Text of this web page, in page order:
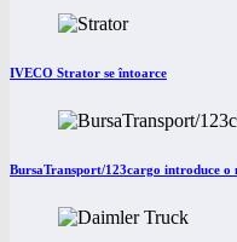
IVECO Strator se întoarce
BursaTransport/123cargo introduce